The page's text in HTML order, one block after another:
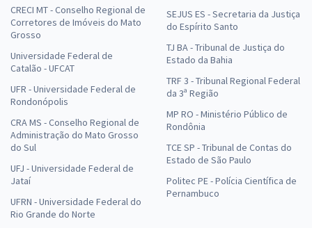
CRECI MT - Conselho Regional de
Corretores de Imóveis do Mato
Grosso
Universidade Federal de
Catalão - UFCAT
UFR - Universidade Federal de
Rondonópolis
CRA MS - Conselho Regional de
Administração do Mato Grosso
do Sul
UFJ - Universidade Federal de
Jataí
UFRN - Universidade Federal do
Rio Grande do Norte
SEJUS ES - Secretaria da Justiça
do Espírito Santo
TJ BA - Tribunal de Justiça do
Estado da Bahia
TRF 3 - Tribunal Regional Federal
da 3ª Região
MP RO - Ministério Público de
Rondônia
TCE SP - Tribunal de Contas do
Estado de São Paulo
Politec PE - Polícia Científica de
Pernambuco